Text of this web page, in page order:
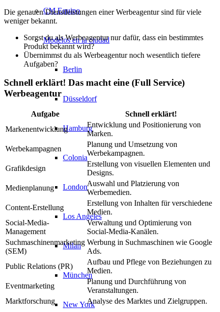
CM Equipo
Modelos en la ciudad
Berlin
Düsseldorf
Hamburg
Colonia
London
Los Angeles
Milan
München
New York
Die genauen Dienstleistungen einer Werbeagentur sind für viele
weniger bekannt.
Sorgst du als Werbeagentur nur dafür, dass ein bestimmtes
Produkt bekannt wird?
Übernimmst du als Werbeagentur noch wesentlich tiefere
Aufgaben?
Schnell erklärt! Das macht eine (Full Service)
Werbeagentur
Aufgabe
Schnell erklärt!
Markenentwicklung
Entwicklung und Positionierung von
Marken.
Werbekampagnen
Planung und Umsetzung von
Werbekampagnen.
Grafikdesign
Erstellung von visuellen Elementen und
Designs.
Medienplanung
Auswahl und Platzierung von
Werbemedien.
Content-Erstellung
Erstellung von Inhalten für verschiedene
Medien.
Social-Media-
Management
Verwaltung und Optimierung von
Social-Media-Kanälen.
Suchmaschinenmarketing
(SEM)
Werbung in Suchmaschinen wie Google
Ads.
Public Relations (PR)
Aufbau und Pflege von Beziehungen zu
Medien.
Eventmarketing
Planung und Durchführung von
Veranstaltungen.
Marktforschung
Analyse des Marktes und Zielgruppen.